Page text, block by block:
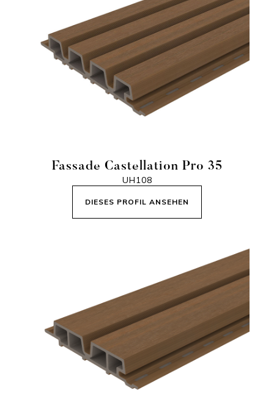
Fassade Castellation Pro 35
UH108
DIESES PROFIL ANSEHEN